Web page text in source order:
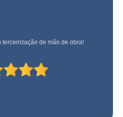
terceirização de mão de obra!